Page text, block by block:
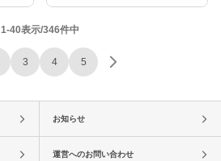
1-40表示/346件中
3 4 5
お知らせ
運営へのお問い合わせ